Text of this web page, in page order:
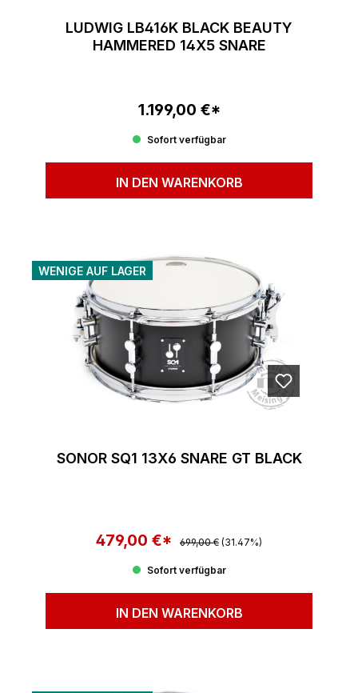
LUDWIG LB416K BLACK BEAUTY
HAMMERED 14X5 SNARE
Regulärer Preis:
1.199,00 €*
Sofort verfügbar
IN DEN WARENKORB
WENIGE AUF LAGER
SONOR SQ1 13X6 SNARE GT BLACK
Verkaufspreis:
479,00 €* Regulärer Preis:
699,00 € (31.47%)
Sofort verfügbar
IN DEN WARENKORB